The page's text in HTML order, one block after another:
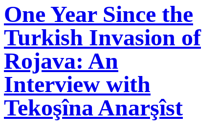
One Year Since the
Turkish Invasion of
Rojava: An
Interview with
Tekoşîna Anarşîst